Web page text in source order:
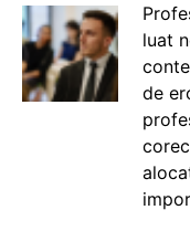
luat
de